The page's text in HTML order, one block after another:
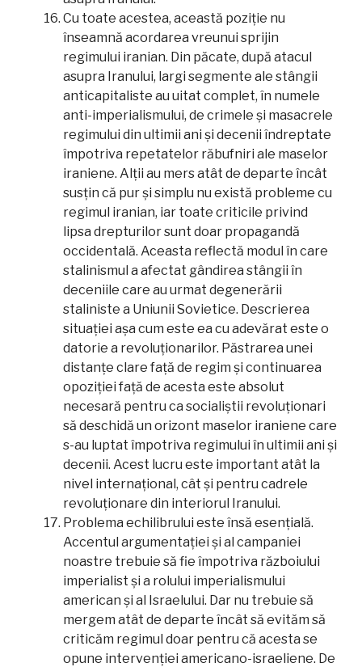
Cu toate acestea, această poziție nu
înseamnă acordarea vreunui sprijin
regimului iranian. Din păcate, după atacul
asupra Iranului, largi segmente ale stângii
anticapitaliste au uitat complet, în numele
anti-imperialismului, de crimele și masacrele
regimului din ultimii ani și decenii îndreptate
împotriva repetatelor răbufniri ale maselor
iraniene. Alții au mers atât de departe încât
susțin că pur și simplu nu există probleme cu
regimul iranian, iar toate criticile privind
lipsa drepturilor sunt doar propagandă
occidentală. Aceasta reflectă modul în care
stalinismul a afectat gândirea stângii în
deceniile care au urmat degenerării
staliniste a Uniunii Sovietice. Descrierea
situației așa cum este ea cu adevărat este o
datorie a revoluționarilor. Păstrarea unei
distanțe clare față de regim și continuarea
opoziției față de acesta este absolut
necesară pentru ca socialiștii revoluționari
să deschidă un orizont maselor iraniene care
s-au luptat împotriva regimului în ultimii ani și
decenii. Acest lucru este important atât la
nivel internațional, cât și pentru cadrele
revoluționare din interiorul Iranului.
Problema echilibrului este însă esențială.
Accentul argumentației și al campaniei
noastre trebuie să fie împotriva războiului
imperialist și a rolului imperialismului
american și al Israelului. Dar nu trebuie să
mergem atât de departe încât să evităm să
criticăm regimul doar pentru că acesta se
opune intervenției americano-israeliene. De